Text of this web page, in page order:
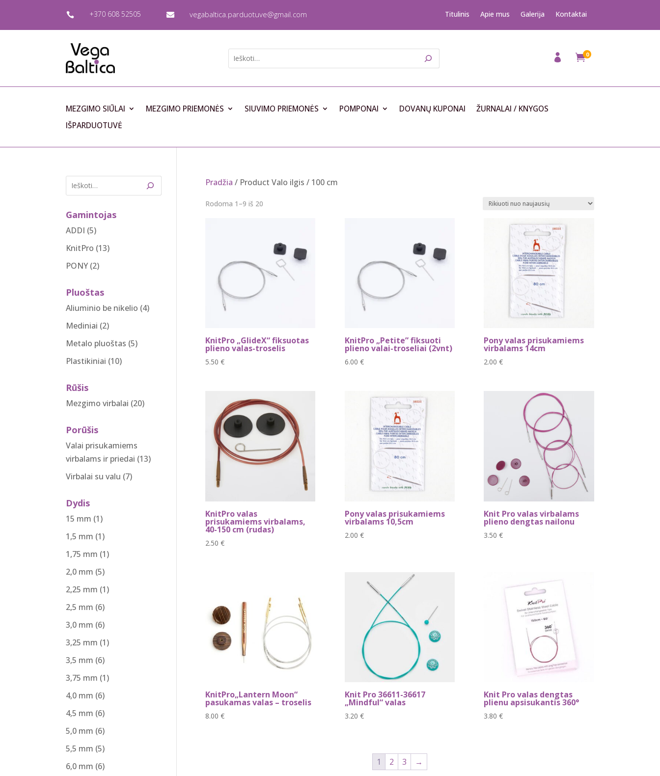
 +370 608 52505  vegabaltica.parduotuve@gmail.com Titulinis Apie mus Galerija Kontaktai
0
MEZGIMO SIŪLAI MEZGIMO PRIEMONĖS SIUVIMO PRIEMONĖS POMPONAI DOVANŲ KUPONAI
ŽURNALAI / KNYGOS
IŠPARDUOTUVĖ
Pradžia / Product Valo ilgis / 100 cm
Rodoma 1–9 iš 20Rūšiuojama
KnitPro „GlideX“ fiksuotas
plieno valas-troselis
5.50 €
KnitPro „Petite” fiksuoti
plieno valai-troseliai (2vnt)
6.00 €
Pony valas prisukamiems
virbalams 14cm
2.00€
KnitPro valas
prisukamiems virbalams,
40-150 cm (rudas)
2.50 €
Pony valas prisukamiems
virbalams 10,5cm
2.00 €
Knit Pro valas virbalams
plieno dengtas nailonu
3.50€
KnitPro„Lantern Moon“
pasukamas valas – troselis
8.00 €
Knit Pro 36611-36617
„Mindful“ valas
3.20 €
Knit Pro valas dengtas
plienu apsisukantis 360°
3.80€
1 2 3 →
Gamintojas
ADDI (5)
KnitPro (13)
PONY (2)
Pluoštas
Aliuminio be nikelio (4)
Mediniai (2)
Metalo pluoštas (5)
Plastikiniai (10)
Rūšis
Mezgimo virbalai (20)
Porūšis
Valai prisukamiems
virbalams ir priedai (13)
Virbalai su valu (7)
Dydis
15 mm (1)
1,5 mm (1)
1,75 mm (1)
2,0 mm (5)
2,25 mm (1)
2,5 mm (6)
3,0 mm (6)
3,25 mm (1)
3,5 mm (6)
3,75 mm (1)
4,0 mm (6)
4,5 mm (6)
5,0 mm (6)
5,5 mm (5)
6,0 mm (6)